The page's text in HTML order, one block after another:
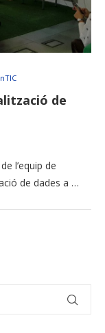
de
l’equip de
de dades a …